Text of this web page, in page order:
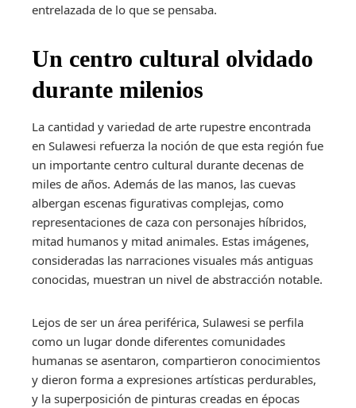
entrelazada de lo que se pensaba.
Un centro cultural olvidado
durante milenios
La cantidad y variedad de arte rupestre encontrada
en Sulawesi refuerza la noción de que esta región fue
un importante centro cultural durante decenas de
miles de años. Además de las manos, las cuevas
albergan escenas figurativas complejas, como
representaciones de caza con personajes híbridos,
mitad humanos y mitad animales. Estas imágenes,
consideradas las narraciones visuales más antiguas
conocidas, muestran un nivel de abstracción notable.
Lejos de ser un área periférica, Sulawesi se perfila
como un lugar donde diferentes comunidades
humanas se asentaron, compartieron conocimientos
y dieron forma a expresiones artísticas perdurables,
y la superposición de pinturas creadas en épocas